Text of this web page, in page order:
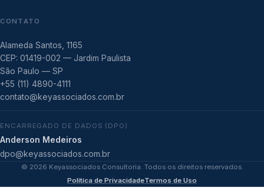
CONTATO
Alameda Santos, 1165
CEP: 01419-002 — Jardim Paulista
São Paulo — SP
+55 (11) 4890-4111
contato@keyassociados.com.br
ENCARREGADO DE DADOS (DPO)
Anderson Medeiros
dpo@keyassociados.com.br
© 2026 Keyassociados Consultoria. Todos os direitos reservados.
Política de PrivacidadeTermos de Uso